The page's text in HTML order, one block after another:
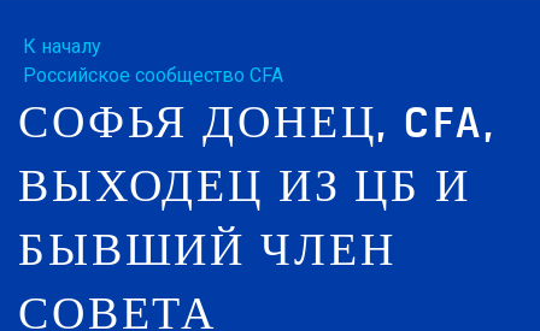
К началу
Российское сообщество CFA
СОФЬЯ ДОНЕЦ, CFA,
ВЫХОДЕЦ ИЗ ЦБ И
БЫВШИЙ ЧЛЕН
СОВЕТА